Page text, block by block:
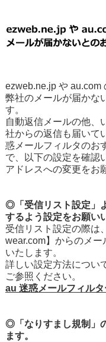
ezweb.ne.jp や au.com
弊社のメールが届かな
す。
自動返信メールの他、
社からの返信も届いて
惑メールフィルタのお
で、以下の設定を確認
アドレスへの変更をお
◎「受信リスト設定」
するよう設定をお願い
受信リスト設定の際は
wear.com】からのメ
いたします。
詳しい設定方法につい
ご参照ください。
au 迷惑メールフィル
◎「なりすまし規制」
ます。